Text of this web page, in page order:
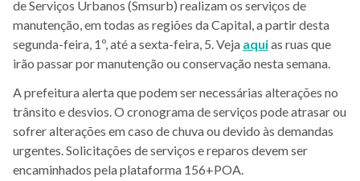
de Serviços Urbanos (Smsurb) realizam os serviços de
manutenção, em todas as regiões da Capital, a partir desta
segunda-feira, 1º, até a sexta-feira, 5. Veja aquias ruas que
irão passar por manutenção ou conservação nesta semana.
A prefeitura alerta que podem ser necessárias alterações no
trânsito e desvios. O cronograma de serviços pode atrasar ou
sofrer alterações emcaso de chuva ou devido às demandas
urgentes. Solicitações de serviços e reparos devem ser
encaminhados pela plataforma 156+POA.